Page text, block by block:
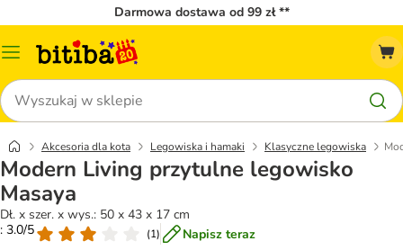
Darmowa dostawa od 99 zł **
Menu
Szukaj
Akcesoria dla kota Legowiska i hamaki Klasyczne legowiska
Modern Living przytulne legowisko
Masaya
Dł. x szer. x wys.: 50 x 43 x 17 cm
: 3.0/5
(1) Napisz teraz